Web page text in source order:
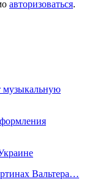
авторизоваться.
музыкальную
Вальтера…